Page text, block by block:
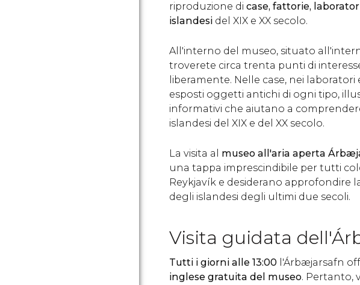
riproduzione di case, fattorie,
islandesi del XIX e XX secolo.
All'interno del museo, situato
troverete circa trenta punti di
liberamente. Nelle case, nei laboratori
esposti oggetti antichi di ogni tipo,
informativi che aiutano a
islandesi del XIX e del XX secolo.
La visita al museo all'aria aperta
una tappa imprescindibile per tutti
Reykjavík e desiderano approfondire
degli islandesi degli ultimi due secoli.
Visita guidata
Tutti i giorni alle 13:00 l'Árbæjarsafn
inglese gratuita del museo. Pertanto,